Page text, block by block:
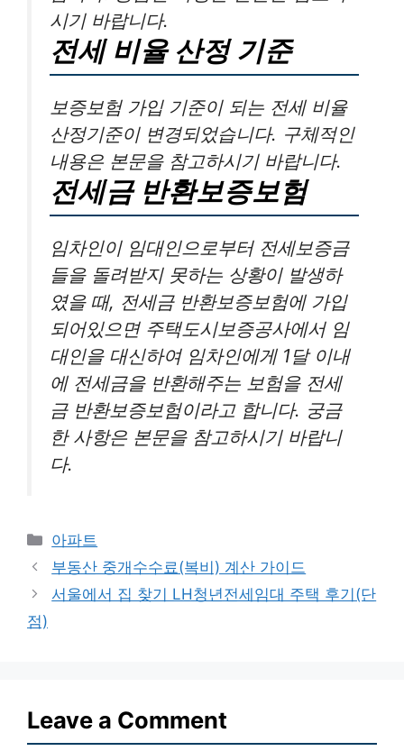
시기 바랍니다.
전세 비율 산정 기준
보증보험 가입 기준이 되는 전세 비율
산정기준이 변경되었습니다. 구체적인
내용은 본문을 참고하시기 바랍니다.
전세금 반환보증보험
임차인이 임대인으로부터 전세보증금
들을 돌려받지 못하는 상황이 발생하
였을 때, 전세금 반환보증보험에 가입
되어있으면 주택도시보증공사에서 임
대인을 대신하여 임차인에게 1달 이내
에 전세금을 반환해주는 보험을 전세
금 반환보증보험이라고 합니다. 궁금
한 사항은 본문을 참고하시기 바랍니
다.
Categories
아파트
부동산 중개수수료(복비) 계산 가이드
서울에서 집 찾기 LH청년전세임대 주택 후기(단
점)
Leave a Comment